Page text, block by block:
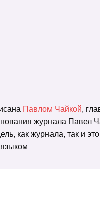
Павлом Чайкой,
журнала Павел
как журнала, так и